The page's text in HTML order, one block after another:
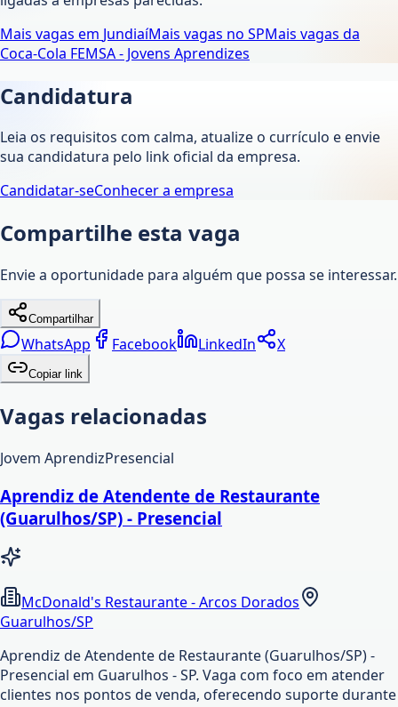
Mais vagas em JundiaíMais vagas no SPMais vagas da
Coca-Cola FEMSA - Jovens Aprendizes
Candidatura
Leia os requisitos com calma, atualize o currículo e envie
sua candidatura pelo link oficial da empresa.
Candidatar-seConhecer a empresa
Compartilhe esta vaga
Envie a oportunidade para alguém que possa se interessar.
Compartilhar
WhatsApp Facebook LinkedIn X
Copiar link
Vagas relacionadas
Jovem AprendizPresencial
Aprendiz de Atendente de Restaurante
(Guarulhos/SP) - Presencial
McDonald's Restaurante - Arcos Dorados
Guarulhos/SP
Aprendiz de Atendente de Restaurante (Guarulhos/SP) -
Presencial em Guarulhos - SP. Vaga com foco em atender
clientes nos pontos de venda, oferecendo suporte durante